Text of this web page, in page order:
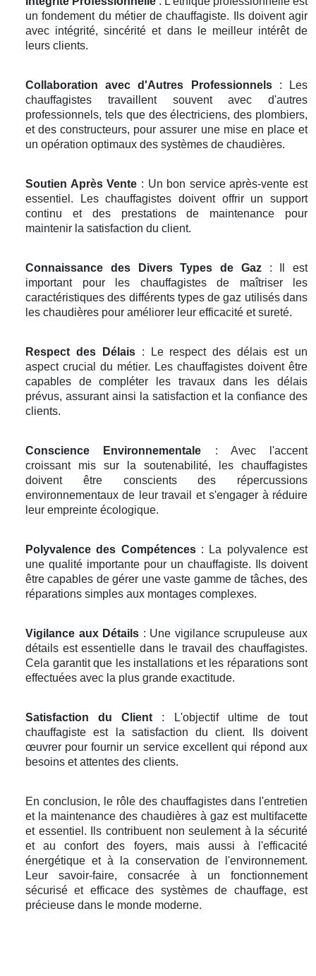
un fondement du métier de chauffagiste. Ils doivent agir
avec intégrité, sincérité et dans le meilleur intérêt de
leurs clients.
Collaboration avec d'Autres Professionnels: Les
chauffagistes travaillent souvent avec d'autres
professionnels, tels que des électriciens, des plombiers,
et des constructeurs, pour assurer une mise en place et
un opération optimaux des systèmes de chaudières.
Soutien Après Vente : Un bon service après-vente est
essentiel. Les chauffagistes doivent offrir un support
continu et des prestations de maintenance pour
maintenir la satisfaction du client.
Connaissance des Divers Types de Gaz: Il est
important pour les chauffagistes de maîtriser les
caractéristiques des différents types de gaz utilisés dans
les chaudières pour améliorer leur efficacité et sureté.
Respect des Délais: Le respect des délais est un
aspect crucial du métier. Les chauffagistes doivent être
capables de compléter les travaux dans les délais
prévus, assurant ainsi la satisfaction et la confiance des
clients.
Conscience Environnementale : Avec l'accent
croissant mis sur la soutenabilité, les chauffagistes
doivent être conscients des répercussions
environnementaux de leur travail et s'engager à réduire
leur empreinte écologique.
Polyvalence des Compétences: La polyvalence est
une qualité importante pour un chauffagiste. Ils doivent
être capables de gérer une vaste gamme de tâches, des
réparations simples aux montages complexes.
Vigilance aux Détails : Une vigilance scrupuleuse aux
détails est essentielle dans le travail des chauffagistes.
Cela garantit que les installations et les réparations sont
effectuées avec la plus grande exactitude.
Satisfaction du Client: L'objectif ultime de tout
chauffagiste est la satisfaction du client. Ils doivent
œuvrer pour fournir un service excellent qui répond aux
besoins et attentes des clients.
En conclusion, le rôle des chauffagistes dans l'entretien
et la maintenance des chaudières à gaz est multifacette
et essentiel. Ils contribuent non seulement à la sécurité
et au confort des foyers, mais aussi à l'efficacité
énergétique et à la conservation de l'environnement.
Leur savoir-faire, consacrée à un fonctionnement
sécurisé et efficace des systèmes de chauffage, est
précieuse dans le monde moderne.